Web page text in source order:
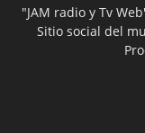
"JAM radio y Tv
Sitio social del